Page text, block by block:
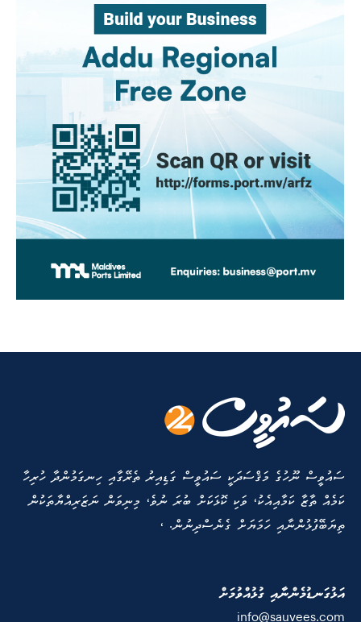
ސައުވީސް ނޫހުގެ މަޤްސަދަކީ ސައުވީސް ގަޑިއިރު ތެރޭގާއި ހިނގަމުންދާ ހުރިހާ
ކަމެއް ތާޒާ ކަމާއިއެކު، ވަކި ކޮޅަކަށް ބުރަ ނުވެ، މިނިވަން ނަޒަރިއްޔާތަކުން
ތިޔަބޭފުޅުންނާއި ހަމަޔަށް ގެނެސްދިނުން. ،
އަޅުގަނޑުމެންނާއި ގުޅުއްވުމަށް